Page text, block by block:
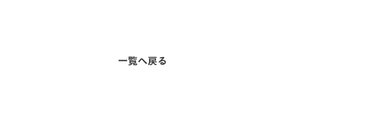
一覧へ戻る